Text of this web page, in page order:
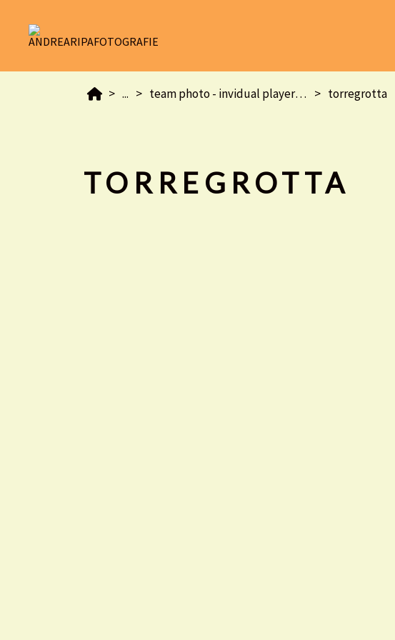
... team photo - invidual player -squadra e foto singole torregrotta
TORREGROTTA